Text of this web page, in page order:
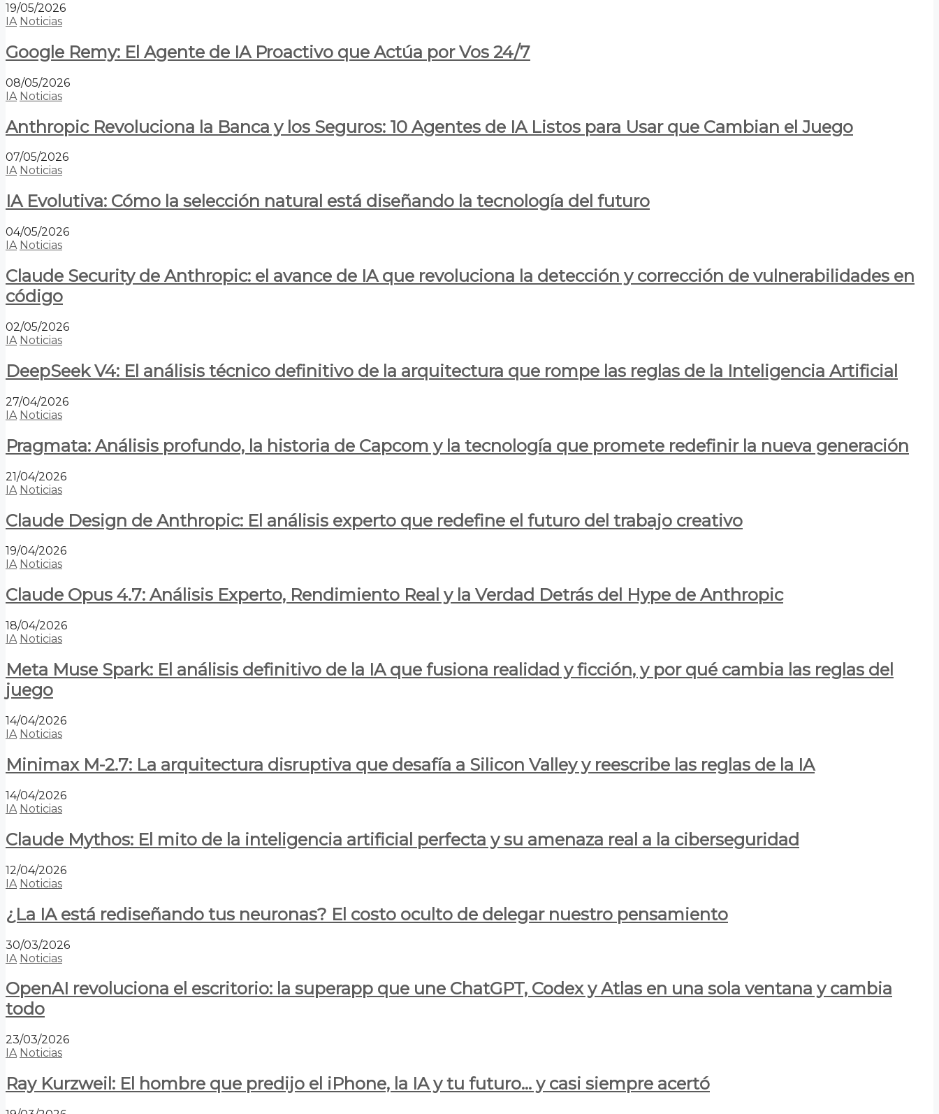
19/05/2026
IA Noticias
Google Remy: El Agente de IA Proactivo que Actúa por Vos 24/7
08/05/2026
IA Noticias
Anthropic Revoluciona la Banca y los Seguros: 10 Agentes de IA Listos para Usar que Cambian el Juego
07/05/2026
IA Noticias
IA Evolutiva: Cómo la selección natural está diseñando la tecnología del futuro
04/05/2026
IA Noticias
Claude Security de Anthropic: el avance de IA que revoluciona la detección y corrección de vulnerabilidades en
código
02/05/2026
IA Noticias
DeepSeek V4: El análisis técnico definitivo de la arquitectura que rompe las reglas de la Inteligencia Artificial
27/04/2026
IA Noticias
Pragmata: Análisis profundo, la historia de Capcom y la tecnología que promete redefinir la nueva generación
21/04/2026
IA Noticias
Claude Design de Anthropic: El análisis experto que redefine el futuro del trabajo creativo
19/04/2026
IA Noticias
Claude Opus 4.7: Análisis Experto, Rendimiento Real y la Verdad Detrás del Hype de Anthropic
18/04/2026
IA Noticias
Meta Muse Spark: El análisis definitivo de la IA que fusiona realidad y ficción, y por qué cambia las reglas del
juego
14/04/2026
IA Noticias
Minimax M-2.7: La arquitectura disruptiva que desafía a Silicon Valley y reescribe las reglas de la IA
14/04/2026
IA Noticias
Claude Mythos: El mito de la inteligencia artificial perfecta y su amenaza real a la ciberseguridad
12/04/2026
IA Noticias
¿La IA está rediseñando tus neuronas? El costo oculto de delegar nuestro pensamiento
30/03/2026
IA Noticias
OpenAI revoluciona el escritorio: la superapp que une ChatGPT, Codex y Atlas en una sola ventana y cambia
todo
23/03/2026
IA Noticias
Ray Kurzweil: El hombre que predijo el iPhone, la IA y tu futuro… y casi siempre acertó